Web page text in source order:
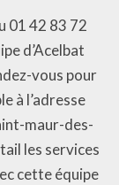
01 42 83 72
d’Acelbat
vous pour
à l’adresse
maur-des-
les services
cette équipe